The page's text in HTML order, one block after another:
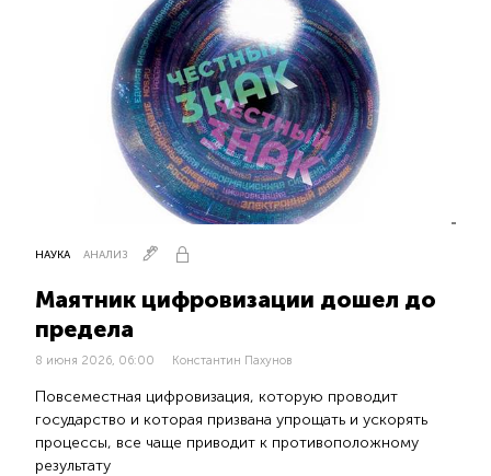
НАУКА АНАЛИЗ
Маятник цифровизации дошел до
предела
8 июня 2026, 06:00 Константин Пахунов
Повсеместная цифровизация, которую проводит
государство и которая призвана упрощать и ускорять
процессы, все чаще приводит к противоположному
результату